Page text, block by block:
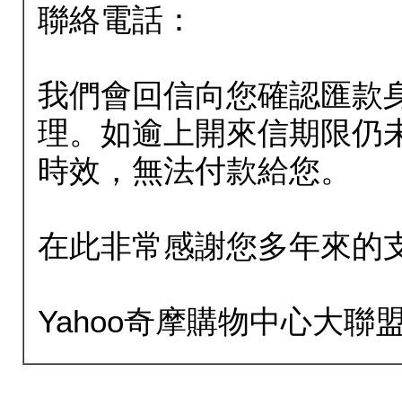
聯絡電話：
我們會回信向您確認匯款
理。如逾上開來信期限仍
時效，無法付款給您。
在此非常感謝您多年來的
Yahoo奇摩購物中心大